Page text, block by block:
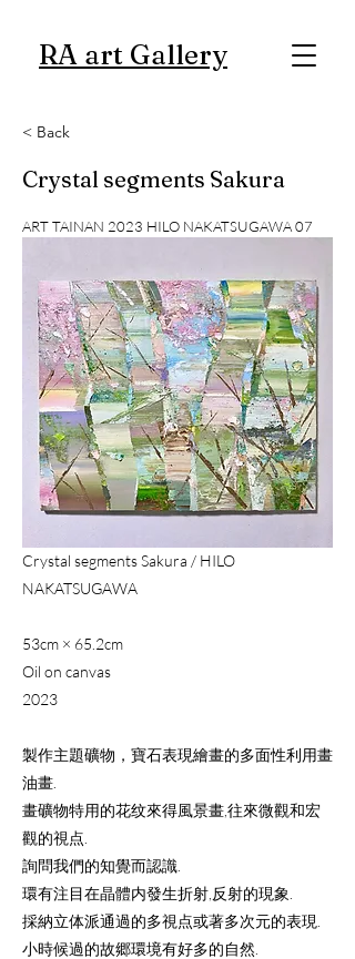
RA art Gallery
< Back
Crystal segments Sakura
ART TAINAN 2023 HILO NAKATSUGAWA 07
Crystal segments Sakura / HILO
NAKATSUGAWA
53cm × 65.2cm
Oil on canvas
​2023
製作主題礦物，寶石表現繪畫的多面性利用畫
油畫.
畫礦物特用的花纹來得風景畫,往來微觀和宏
觀的視点.
詢問我們的知覺而認識.
環有注目在晶體内發生折射,反射的現象.
採納立体派通過的多視点或著多次元的表現.
小時候過的故郷環境有好多的自然.